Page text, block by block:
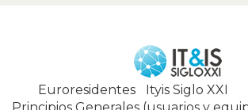
Euroresidentes| Ityis Siglo XXI